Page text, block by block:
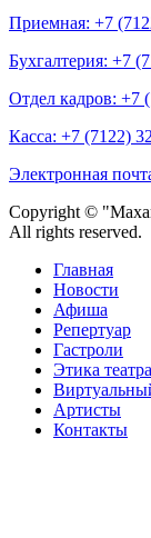
Приемная: +7
Бухгалтерия: +7
Отдел кадров: +7
Касса: +7 (7122)
Электронная
Copyright ©
All rights reserved.
Главная
Новости
Афиша
Репертуар
Гастроли
Этика театра
Артисты
Контакты